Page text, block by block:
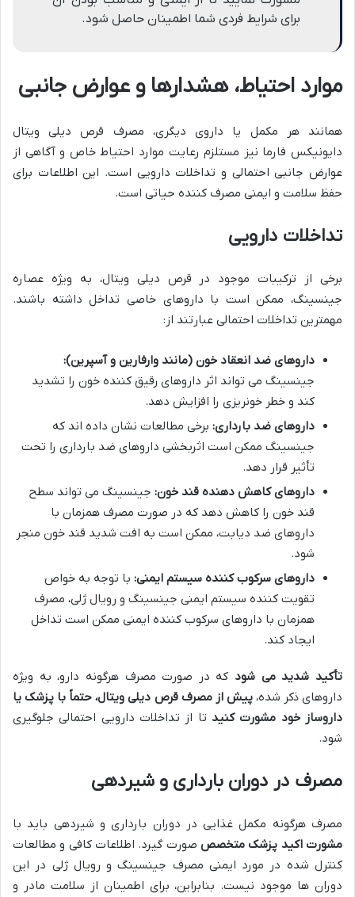
برای شرایط فردی شما اطمینان حاصل شود.
موارد احتیاط، هشدارها و عوارض جانبی
همانند هر مکمل یا داروی دیگری، مصرف قرص دیلی ویتال
دایونیکس فارما نیز مستلزم رعایت موارد احتیاط خاص و آگاهی از
عوارض جانبی احتمالی و تداخلات دارویی است. این اطلاعات برای
حفظ سلامت و ایمنی مصرف کننده حیاتی است.
تداخلات دارویی
برخی از ترکیبات موجود در قرص دیلی ویتال، به ویژه عصاره
جینسینگ، ممکن است با داروهای خاصی تداخل داشته باشند.
مهمترین تداخلات احتمالی عبارتند از:
داروهای ضد انعقاد خون (مانند وارفارین و آسپرین):
جینسینگ می تواند اثر داروهای رقیق کننده خون را تشدید
کند و خطر خونریزی را افزایش دهد.
داروهای ضد بارداری: برخی مطالعات نشان داده اند که
جینسینگ ممکن است اثربخشی داروهای ضد بارداری را تحت
تأثیر قرار دهد.
داروهای کاهش دهنده قند خون: جینسینگ می تواند سطح
قند خون را کاهش دهد که در صورت مصرف همزمان با
داروهای ضد دیابت، ممکن است به افت شدید قند خون منجر
شود.
داروهای سرکوب کننده سیستم ایمنی: با توجه به خواص
تقویت کننده سیستم ایمنی جینسینگ و رویال ژلی، مصرف
همزمان با داروهای سرکوب کننده ایمنی ممکن است تداخل
ایجاد کند.
تأکید شدید می شود که در صورت مصرف هرگونه دارو، به ویژه
داروهای ذکر شده،پیش از مصرف قرص دیلی ویتال، حتماً با پزشک یا
داروساز خود مشورت کنید تا از تداخلات دارویی احتمالی جلوگیری
شود.
مصرف در دوران بارداری و شیردهی
مصرف هرگونه مکمل غذایی در دوران بارداری و شیردهی باید با
مشورت اکید پزشک متخصص صورت گیرد. اطلاعات کافی و مطالعات
کنترل شده در مورد ایمنی مصرف جینسینگ و رویال ژلی در این
دوران ها موجود نیست. بنابراین، برای اطمینان از سلامت مادر و